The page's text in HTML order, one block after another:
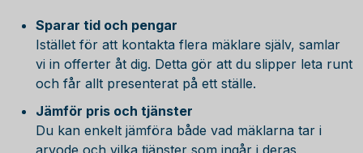
Sparar tid och pengar
Istället för att kontakta flera mäklare själv, samlar
vi in offerter åt dig. Detta gör att du slipper leta runt
och får allt presenterat på ett ställe.
Jämför pris och tjänster
Du kan enkelt jämföra både vad mäklarna tar i
arvode och vilka tjänster som ingår i deras